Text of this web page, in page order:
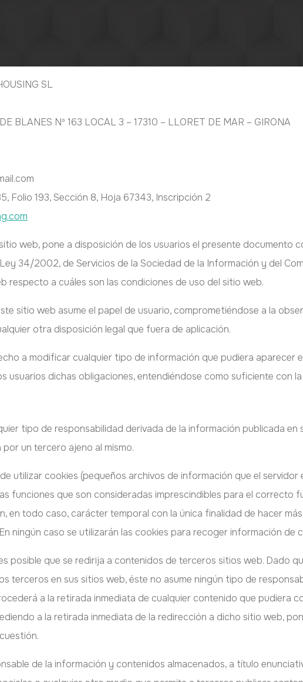
al artículo 10 de la Ley 34/2002 de Servicios de la Sociedad
SL
BLANES Nº 163 LOCAL 3 – 17310 – LLORET DE MAR – GIRONA
Folio 193, Sección 8, Hoja 67343, Inscripción 2
web, pone a disposición de los usuarios el presente documento
34/2002, de Servicios de la Sociedad de la Información y del
respecto a cuáles son las condiciones de uso del sitio web.
sitio web asume el papel de usuario, comprometiéndose a la
otra disposición legal que fuera de aplicación.
a modificar cualquier tipo de información que pudiera aparecer
usuarios dichas obligaciones, entendiéndose como suficiente con
tipo de responsabilidad derivada de la información publicada
un tercero ajeno al mismo.
utilizar cookies (pequeños archivos de información que el
funciones que son consideradas imprescindibles para el correcto
en todo caso, carácter temporal con la única finalidad de hacer
ningún caso se utilizarán las cookies para recoger información de
posible que se redirija a contenidos de terceros sitios web. Dado
terceros en sus sitios web, éste no asume ningún tipo de
a la retirada inmediata de cualquier contenido que pudiera
a la retirada inmediata de la redirección a dicho sitio web,
de la información y contenidos almacenados, a título